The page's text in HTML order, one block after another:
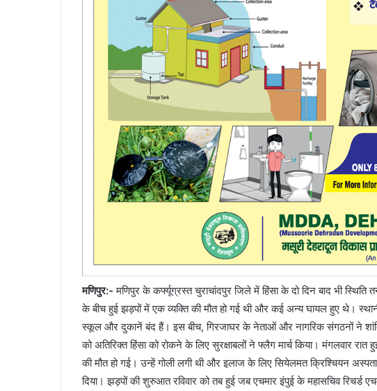
मणिपुर:-मणिपुर के कर्फ्यूग्रस्त चुराचांदपुर जिले में हिंसा के दो दिन बाद भी स्थिति
के बीच हुई झड़पों में एक व्यक्ति की मौत हो गई थी और कई अन्य घायल हुए थे।
स्कूल और दुकानें बंद हैं। इस बीच, गिरजाघर के नेताओं और नागरिक संगठनों ने
को अतिरिक्त हिंसा को रोकने के लिए सुरक्षाबलों ने फ्लैग मार्च किया। मंगलवार
की मौत हो गई। उन्हें गोली लगी थी और इलाज के लिए सियेलमत क्रिश्चियन
दिया। झड़पों की शुरुआत रविवार को तब हुई जब एचमार इंपुई के महासचिव रिचर्ड